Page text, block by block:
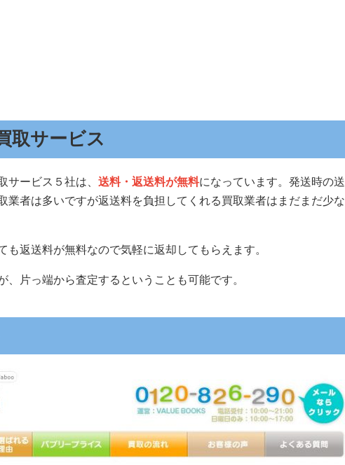
取サービス
サービス５社は、 送料・返送料が無料になっています。発送時の送
業者は多いですが返送料を負担してくれる買取業者はまだまだ少な
も返送料が無料なので気軽に返却してもらえます。
、片っ端から査定するということも可能です。